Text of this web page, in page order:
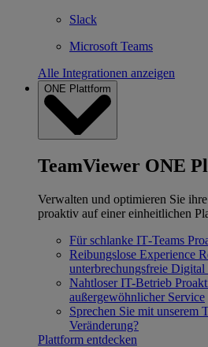
Slack
Microsoft Teams
Alle Integrationen anzeigen
ONE Plattform
TeamViewer ONE
Verwalten und optimieren Sie
proaktiv auf einer einheitlichen
Für schlanke IT‐Teams
Reibungslose Experience
unterbrechungsfreie Digital
Nahtloser IT-Betrieb
außergewöhnlicher Service
Sprechen Sie mit unserem
Veränderung?
Plattform entdecken